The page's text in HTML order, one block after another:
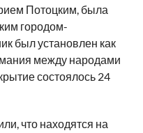
Потоцким, была
городом-
был установлен как
между народами
состоялось 24
что находятся на